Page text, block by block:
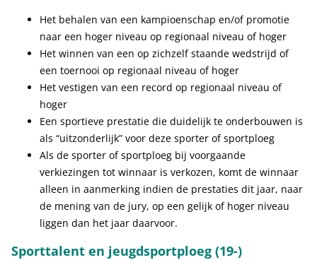
Het behalen van een kampioenschap en/of promotie
naar een hoger niveau op regionaal niveau of hoger
Het winnen van een op zichzelf staande wedstrijd of
een toernooi op regionaal niveau of hoger
Het vestigen van een record op regionaal niveau of
hoger
Een sportieve prestatie die duidelijk te onderbouwen is
als “uitzonderlijk” voor deze sporter of sportploeg
Als de sporter of sportploeg bij voorgaande
verkiezingen tot winnaar is verkozen, komt de winnaar
alleen in aanmerking indien de prestaties dit jaar, naar
de mening van de jury, op een gelijk of hoger niveau
liggen dan het jaar daarvoor.
Sporttalent en jeugdsportploeg (19-)